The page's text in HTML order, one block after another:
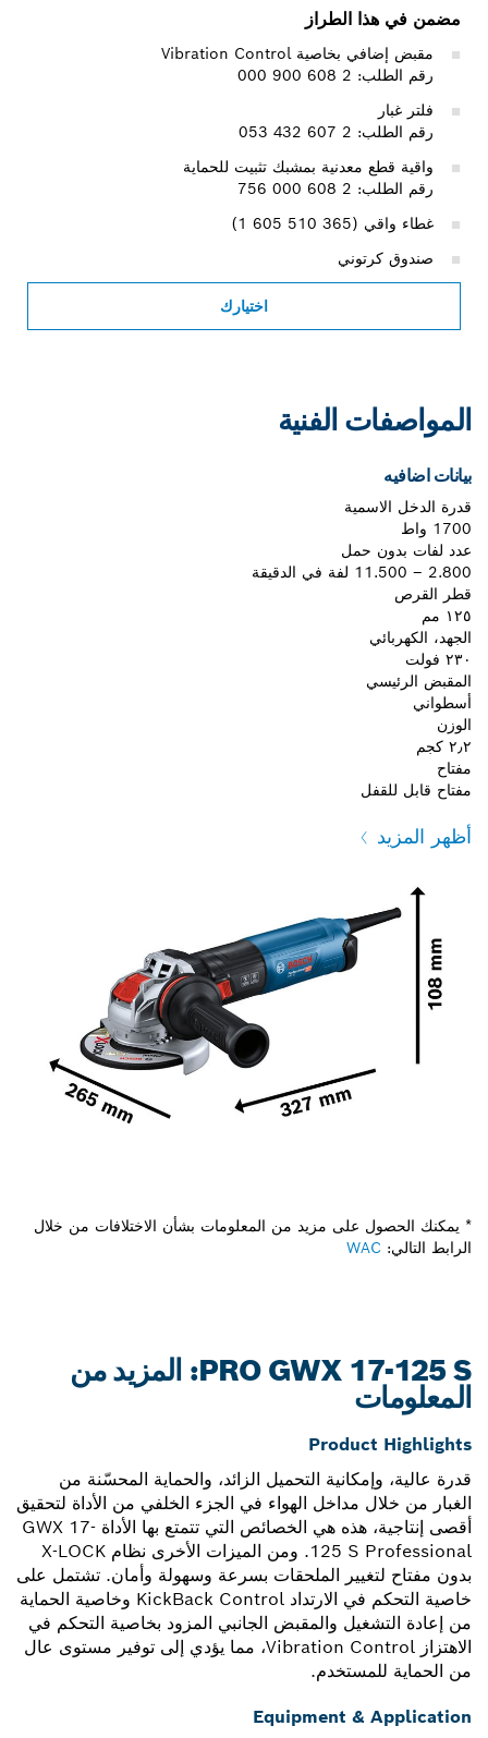
مضمن في هذا الطراز
مقبض إضافي بخاصية Vibration Control
رقم الطلب: 2 608 900 000
فلتر غبار
رقم الطلب: 2 607 432 053
واقية قطع معدنية بمشبك تثبيت للحماية
رقم الطلب: 2 608 000 756
غطاء واقي (‎1 605 510 365)
صندوق كرتوني
اختيارك
المواصفات الفنية
بيانات اضافيه
قدرة الدخل الاسمية
1700 واط
عدد لفات بدون حمل
2.800 – 11.500 لفة في الدقيقة
قطر القرص
١٢٥ مم
الجهد، الكهربائي
٢٣٠ فولت
المقبض الرئيسي
أسطواني
الوزن
٢٫٢ كجم
مفتاح
مفتاح قابل للقفل
أظهر المزيد
* يمكنك الحصول على مزيد من المعلومات بشأن الاختلافات من خلال
الرابط التالي: WAC
PRO GWX 17-125 S: المزيد من
المعلومات
Product Highlights
قدرة عالية، وإمكانية التحميل الزائد، والحماية المحسّنة من
الغبار من خلال مداخل الهواء في الجزء الخلفي من الأداة لتحقيق
أقصى إنتاجية، هذه هي الخصائص التي تتمتع بها الأداة GWX 17-
125 S Professional. ومن الميزات الأخرى نظام X-LOCK
بدون مفتاح لتغيير الملحقات بسرعة وسهولة وأمان. تشتمل على
خاصية التحكم في الارتداد KickBack Control وخاصية الحماية
من إعادة التشغيل والمقبض الجانبي المزود بخاصية التحكم في
الاهتزاز Vibration Control، مما يؤدي إلى توفير مستوى عال
من الحماية للمستخدم.
Equipment & Application